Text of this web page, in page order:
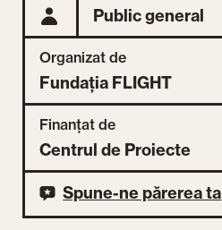
Public general
Organizat de
Fundația FLIGHT
Finanțat de
Centrul de Proiecte
Spune-ne părerea ta